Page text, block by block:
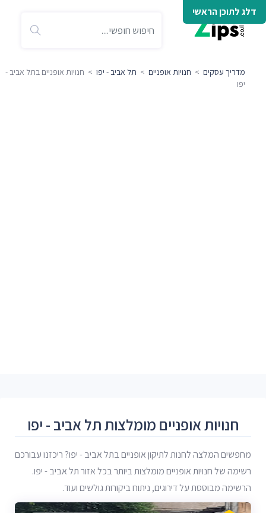
דלג לתוכן הראשי
מדריך עסקים > חנויות אופניים > תל אביב - יפו > חנויות אופניים בתל אביב -
יפו
חנויות אופניים מומלצות תל אביב - יפו
מחפשים המלצה לחנות לתיקון אופניים בתל אביב - יפו? ריכזנו עבורכם
רשימה של חנויות אופניים מומלצות ביותר בכל אזור תל אביב - יפו.
הרשימה מבוססת על דירוגים, ניתוח ביקורות גולשים ועוד.